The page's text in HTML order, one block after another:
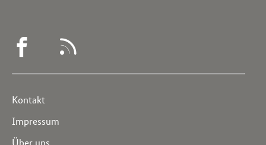
WEGWEISER
Service
Navigation
Kontakt
Impressum
Über uns